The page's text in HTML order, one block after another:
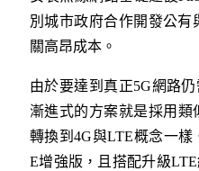
別城市政府合作開發公有
關高昂成本。
由於要達到真正5G網路
漸進式的方案就是採用類
轉換到4G與LTE概念一
E增強版，且搭配升級